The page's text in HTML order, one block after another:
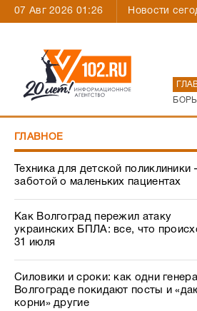
07 Авг 2026 01:26 Новости
ГЛАВНОЕ
Техника для детской поликлиники
заботой о маленьких пациентах
Как Волгоград пережил атаку
украинских БПЛА: все, что
31 июля
Силовики и сроки: как одни
Волгограде покидают посты и
корни» другие